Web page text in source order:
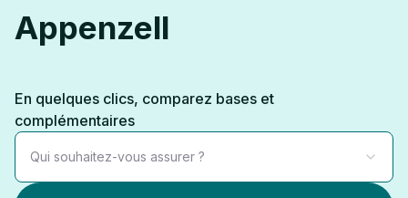
Appenzell
En quelques clics, comparez bases et
complémentaires
Qui souhaitez-vous assurer ?